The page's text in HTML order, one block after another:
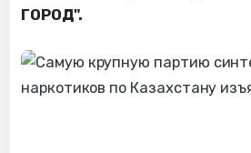
ГОРОД".